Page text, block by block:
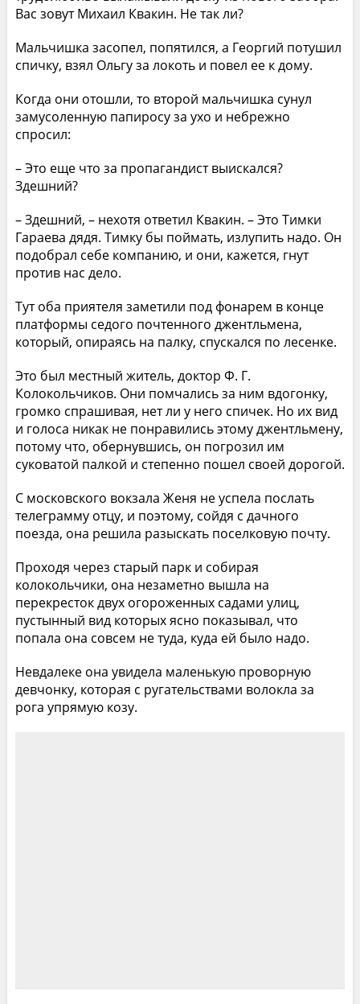
Вас зовут Михаил Квакин. Не так ли?
Мальчишка засопел, попятился, а Георгий потушил
спичку, взял Ольгу за локоть и повел ее к дому.
Когда они отошли, то второй мальчишка сунул
замусоленную папиросу за ухо и небрежно
спросил:
– Это еще что за пропагандист выискался?
Здешний?
– Здешний, – нехотя ответил Квакин. – Это Тимки
Гараева дядя. Тимку бы поймать, излупить надо. Он
подобрал себе компанию, и они, кажется, гнут
против нас дело.
Тут оба приятеля заметили под фонарем в конце
платформы седого почтенного джентльмена,
который, опираясь на палку, спускался по лесенке.
Это был местный житель, доктор Ф. Г.
Колокольчиков. Они помчались за ним вдогонку,
громко спрашивая, нет ли у него спичек. Но их вид
и голоса никак не понравились этому джентльмену,
потому что, обернувшись, он погрозил им
суковатой палкой и степенно пошел своей дорогой.
С московского вокзала Женя не успела послать
телеграмму отцу, и поэтому, сойдя с дачного
поезда, она решила разыскать поселковую почту.
Проходя через старый парк и собирая
колокольчики, она незаметно вышла на
перекресток двух огороженных садами улиц,
пустынный вид которых ясно показывал, что
попала она совсем не туда, куда ей было надо.
Невдалеке она увидела маленькую проворную
девчонку, которая с ругательствами волокла за
рога упрямую козу.